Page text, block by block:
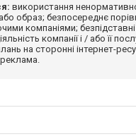
використання
образ; безпосереднє
компаніями; безпідставні
компанії і / або її
на сторонні інтернет-